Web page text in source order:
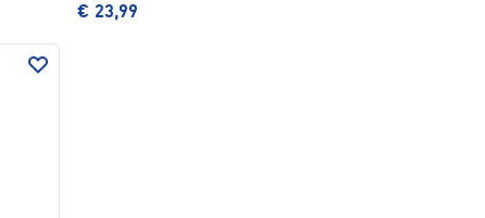
€ 23,99